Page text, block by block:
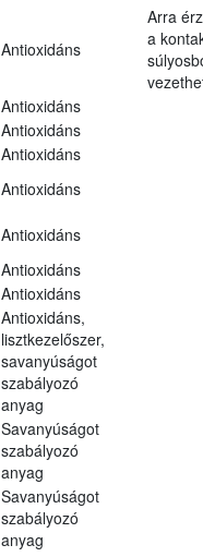
Antioxidáns
Arra
a
Antioxidáns
Antioxidáns
Antioxidáns
Antioxidáns
Antioxidáns
Antioxidáns
Antioxidáns
Antioxidáns,
lisztkezelőszer,
savanyúságot
szabályozó
anyag
Savanyúságot
szabályozó
anyag
Savanyúságot
szabályozó
anyag